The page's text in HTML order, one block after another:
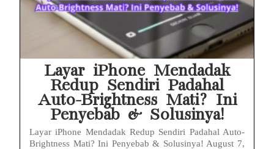
Layar iPhone Mendadak
Redup Sendiri Padahal
Auto-Brightness Mati? Ini
Penyebab & Solusinya!
Layar iPhone Mendadak Redup Sendiri Padahal Auto-
Brightness Mati? Ini Penyebab & Solusinya! August 7,